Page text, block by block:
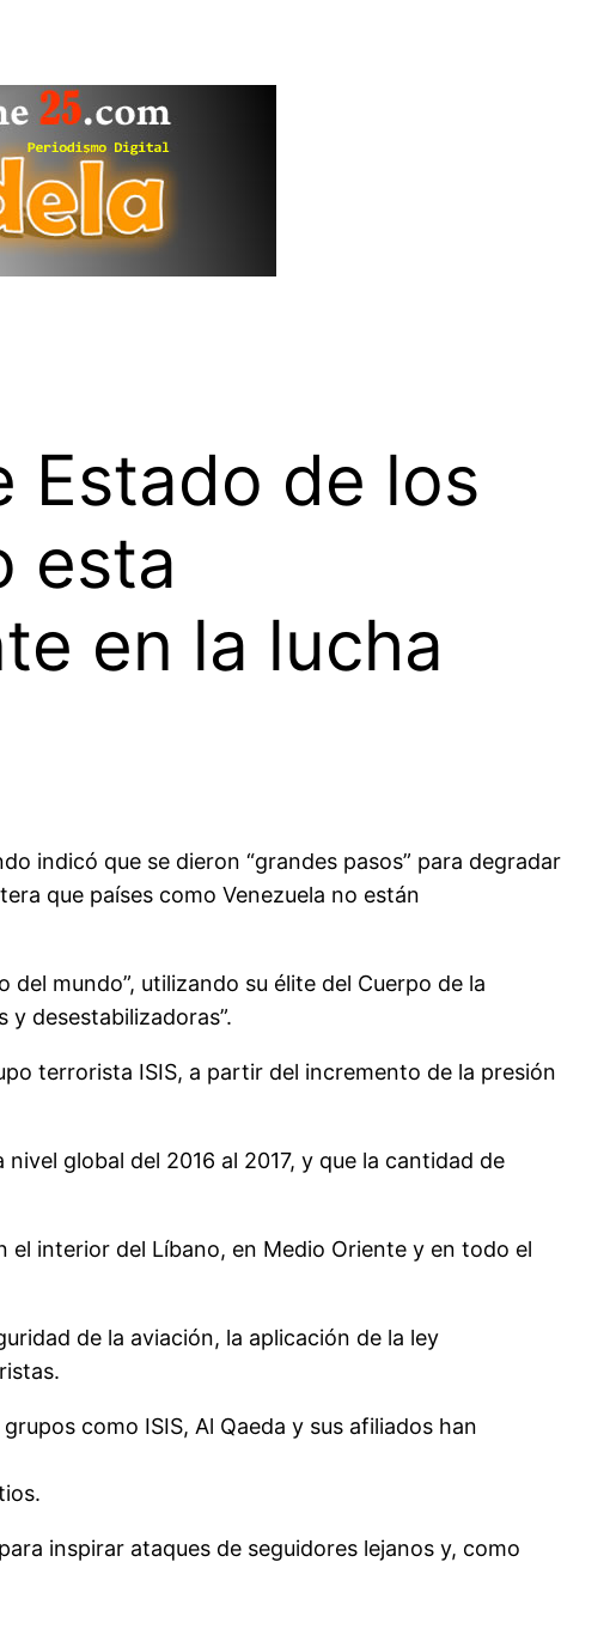
Estado de los
esta
en la lucha
indicó que se dieron “grandes pasos” para degradar
que países como Venezuela no están
mundo”, utilizando su élite del Cuerpo de la
y desestabilizadoras”.
terrorista ISIS, a partir del incremento de la presión
global del 2016 al 2017, y que la cantidad de
el interior del Líbano, en Medio Oriente y en todo el
de la aviación, la aplicación de la ley
como ISIS, Al Qaeda y sus afiliados han
inspirar ataques de seguidores lejanos y, como